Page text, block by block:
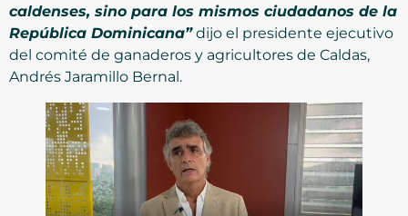
caldenses, sino para los mismos ciudadanos de la
República Dominicana”dijo el presidente ejecutivo
del comité de ganaderos y agricultores de Caldas,
Andrés Jaramillo Bernal.